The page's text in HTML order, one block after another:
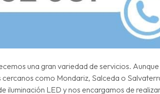
una gran variedad de servicios.
como Mondariz, Salceda o
iluminación LED y nos encargamos de